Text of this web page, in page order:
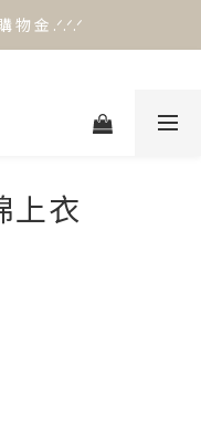
物 金 .ᐟ.ᐟ.ᐟ
物 金 .ᐟ.ᐟ.ᐟ
費 ꔛ♡
上衣